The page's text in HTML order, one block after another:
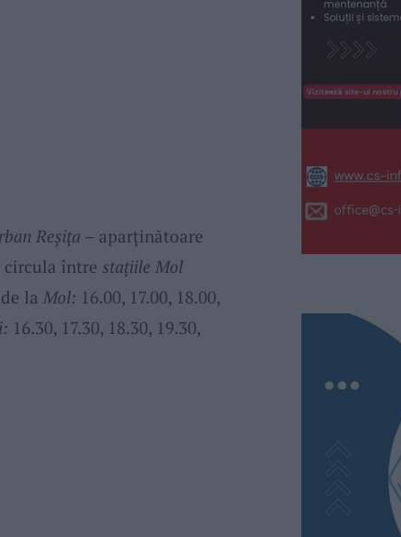
Reşiţa – aparţinătoare
între staţiile Mol
la Mol: 16.00, 17.00, 18.00,
16.30, 17.30, 18.30, 19.30,